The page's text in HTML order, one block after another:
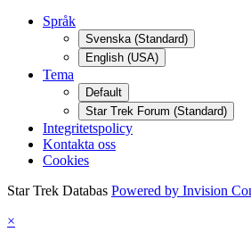
Språk
Svenska (Standard)
English (USA)
Tema
Default
Star Trek Forum (Standard)
Integritetspolicy
Kontakta oss
Cookies
Star Trek Databas Powered by Invision
×